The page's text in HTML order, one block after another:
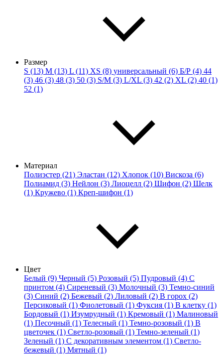
Размер
S (13) M (13) L (11) XS (8) универсальный (6) Б/Р (4) 44
(3) 46 (3) 48 (3) 50 (3) S/M (3) L/XL (3) 42 (2) XL (2) 40 (1)
52 (1)
Материал
Полиэстер (21) Эластан (12) Хлопок (10) Вискоза (6)
Полиамид (3) Нейлон (3) Лиоцелл (2) Шифон (2) Шелк
(1) Кружево (1) Креп-шифон (1)
Цвет
Белый (9) Черный (5) Розовый (5) Пудровый (4) С
принтом (4) Сиреневый (3) Молочный (3) Темно-синий
(3) Синий (2) Бежевый (2) Лиловый (2) В горох (2)
Персиковый (1) Фиолетовый (1) Фуксия (1) В клетку (1)
Бордовый (1) Изумрудный (1) Кремовый (1) Малиновый
(1) Песочный (1) Телесный (1) Темно-розовый (1) В
цветочек (1) Светло-розовый (1) Темно-зеленый (1)
Зеленый (1) С декоративным элементом (1) Светло-
бежевый (1) Мятный (1)